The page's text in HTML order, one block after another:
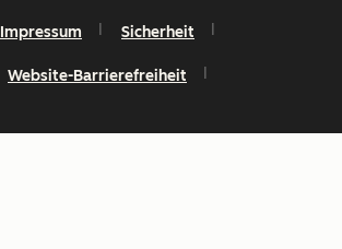
Impressum Sicherheit
Website-Barrierefreiheit